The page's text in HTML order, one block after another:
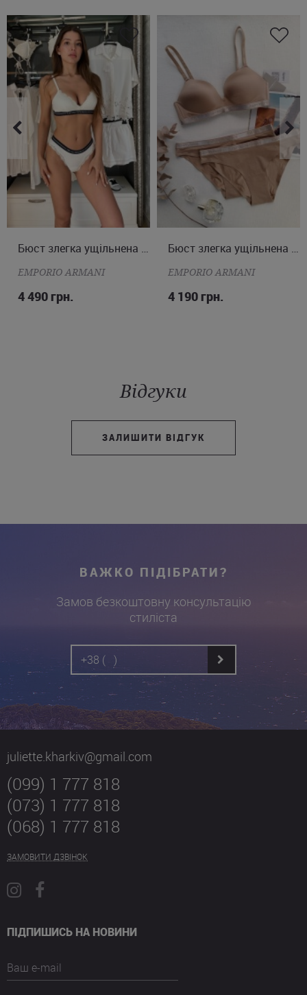
Придбати чорний бюст IMPLICITE з доставкою в Кривий Ріг або
Вінницю, а також будь-яке інше місто України Ви можете всього в
1 клік!
S M L Бюст злегка ущільнена чашка
EMPORIO ARMANI
4 490 грн.
S M L Бюст злегка ущільнена чашка
EMPORIO ARMANI
4 190 грн.
Відгуки
ЗАЛИШИТИ ВІДГУК
ВАЖКО ПІДІБРАТИ?
Замов безкоштовну консультацію
стиліста
juliette.kharkiv@gmail.com
(099) 1 777 818
(073) 1 777 818
(068) 1 777 818
ЗАМОВИТИ ДЗВІНОК
ПІДПИШИСЬ НА НОВИНИ
Ваш e-mail